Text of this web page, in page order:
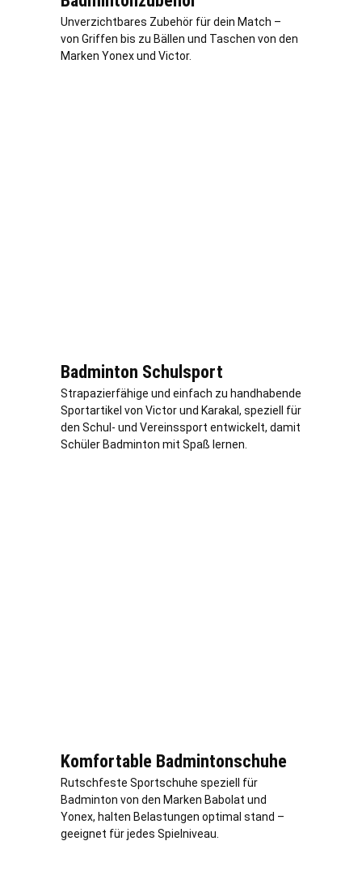
Unverzichtbares Zubehör für dein Match –
von Griffen bis zu Bällen und Taschen von den
Marken Yonex und Victor.
Badminton Schulsport
Strapazierfähige und einfach zu handhabende
Sportartikel von Victor und Karakal, speziell für
den Schul- und Vereinssport entwickelt, damit
Schüler Badminton mit Spaß lernen.
Komfortable Badmintonschuhe
Rutschfeste Sportschuhe speziell für
Badminton von den Marken Babolat und
Yonex, halten Belastungen optimal stand –
geeignet für jedes Spielniveau.